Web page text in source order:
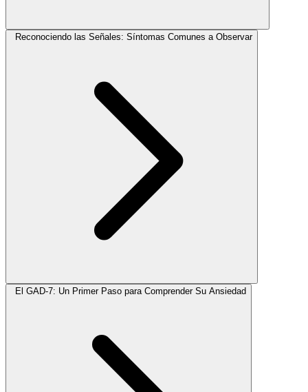
Reconociendo las Señales: Síntomas Comunes a Observar
El GAD-7: Un Primer Paso para Comprender Su Ansiedad